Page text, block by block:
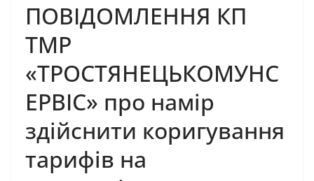
ПОВІДОМЛЕННЯ КП
ТМР
«ТРОСТЯНЕЦЬКОМУНС
ЕРВІС» про намір
здійснити коригування
тарифів на